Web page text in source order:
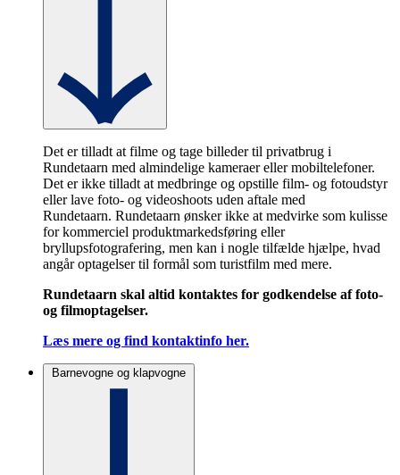
Det er tilladt at filme og tage billeder til privatbrug i
Rundetaarn med almindelige kameraer eller mobiltelefoner.
Det er ikke tilladt at medbringe og opstille film- og fotoudstyr
eller lave foto- og videoshoots uden aftale med
Rundetaarn. Rundetaarn ønsker ikke at medvirke som kulisse
for kommerciel produktmarkedsføring eller
bryllupsfotografering, men kan i nogle tilfælde hjælpe, hvad
angår optagelser til formål som turistfilm med mere.
Rundetaarn skal altid kontaktes for godkendelse af foto-
og filmoptagelser.
Læs mere og find kontaktinfo her.
Barnevogne og klapvogne